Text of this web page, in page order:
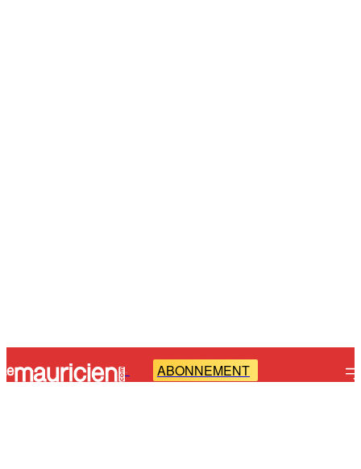
- ABONNEMENT